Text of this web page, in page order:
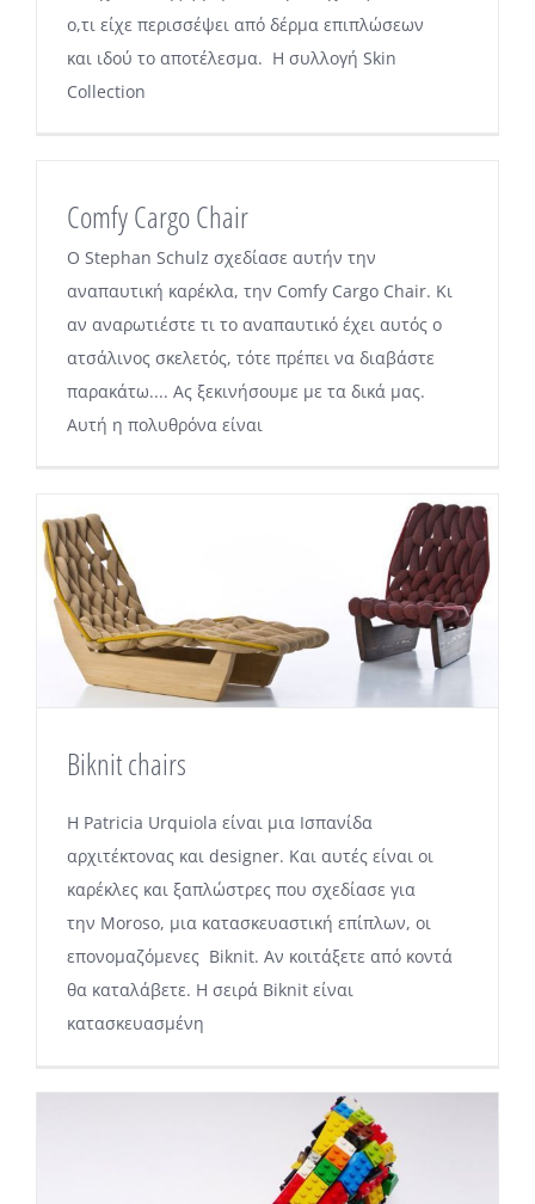
ο,τι είχε περισσέψει από δέρμα επιπλώσεων
και ιδού το αποτέλεσμα. Η συλλογή Skin
Collection
Comfy Cargo Chair
O Stephan Schulz σχεδίασε αυτήν την
αναπαυτική καρέκλα, την Comfy Cargo Chair. Κι
αν αναρωτιέστε τι το αναπαυτικό έχει αυτός ο
ατσάλινος σκελετός, τότε πρέπει να διαβάστε
παρακάτω.... Ας ξεκινήσουμε με τα δικά μας.
Αυτή η πολυθρόνα είναι
Biknit chairs
H Patricia Urquiola είναι μια Ισπανίδα
αρχιτέκτονας και designer. Και αυτές είναι οι
καρέκλες και ξαπλώστρες που σχεδίασε για
την Moroso, μια κατασκευαστική επίπλων, οι
επονομαζόμενες Biknit. Αν κοιτάξετε από κοντά
θα καταλάβετε. Η σειρά Biknit είναι
κατασκευασμένη